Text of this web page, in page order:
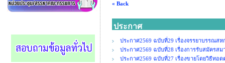
« Back
ประกาศ
ประกาศ2569 ฉบับที่29 เรื่องจรรยาบรรณส
ประกาศ2569 ฉบับที่28 เรื่องการรับสมัครส
ประกาศ2569 ฉบับที่27 เรื่องขายโดยวิธีทอ